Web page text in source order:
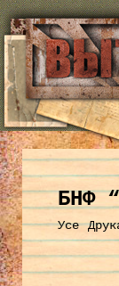
БНФ
Усе